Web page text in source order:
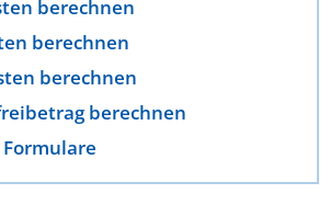
berechnen
berechnen
berechnen
berechnen